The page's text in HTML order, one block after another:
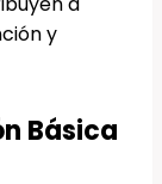
y
Básica